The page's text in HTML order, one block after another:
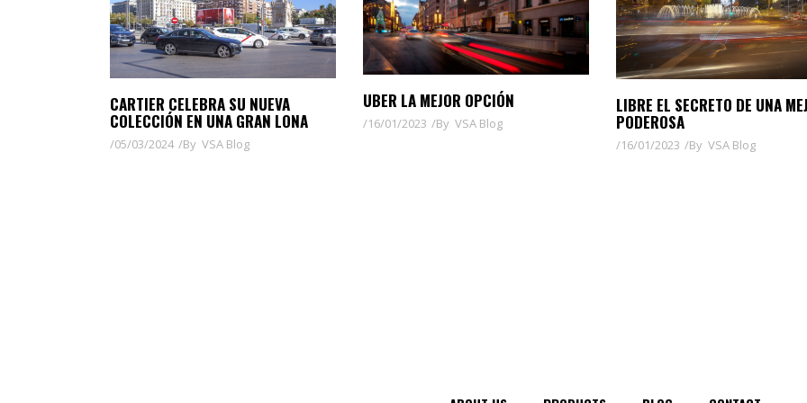
CARTIER CELEBRA SU NUEVA
COLECCIÓN EN UNA GRAN LONA
05/03/2024 By VSA Blog
UBER LA MEJOR OPCIÓN
16/01/2023 By VSA Blog
LIBRE EL SECRETO DE UNA
PODEROSA
16/01/2023 By VSA Blog